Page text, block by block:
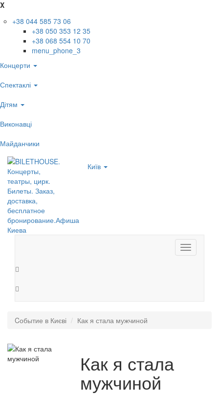
X
+38 044 585 73 06
+38 050 353 12 35
+38 068 554 10 70
menu_phone_3
Концерти
Спектаклі
Дітям
Виконавці
Майданчики
Київ
Toggle
navigation
Cобытие в Києві Как я стала мужчиной
Как я стала
мужчиной